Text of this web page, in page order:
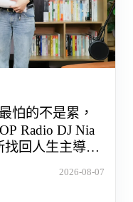
怕的不是累，
Radio DJ Nia
回人生主導權
2026-08-07